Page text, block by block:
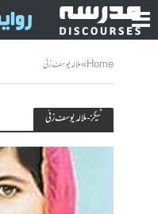
Home
»ملالہ یوسف زئی
ٹیگز - ملالہ یوسف زئی